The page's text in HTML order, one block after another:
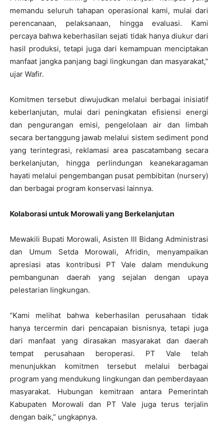
memandu seluruh tahapan operasional kami, mulai dari
perencanaan, pelaksanaan, hingga evaluasi. Kami
percaya bahwa keberhasilan sejati tidak hanya diukur dari
hasil produksi, tetapi juga dari kemampuan menciptakan
manfaat jangka panjang bagi lingkungan dan masyarakat,”
ujar Wafir.
Komitmen tersebut diwujudkan melalui berbagai inisiatif
keberlanjutan, mulai dari peningkatan efisiensi energi
dan pengurangan emisi, pengelolaan air dan limbah
secara bertanggung jawab melalui sistem sediment pond
yang terintegrasi, reklamasi area pascatambang secara
berkelanjutan, hingga perlindungan keanekaragaman
hayati melalui pengembangan pusat pembibitan (nursery)
dan berbagai program konservasi lainnya.
Kolaborasi untuk Morowali yang Berkelanjutan
Mewakili Bupati Morowali, Asisten III Bidang Administrasi
dan Umum Setda Morowali, Afridin, menyampaikan
apresiasi atas kontribusi PT Vale dalam mendukung
pembangunan daerah yang sejalan dengan upaya
pelestarian lingkungan.
“Kami melihat bahwa keberhasilan perusahaan tidak
hanya tercermin dari pencapaian bisnisnya, tetapi juga
dari manfaat yang dirasakan masyarakat dan daerah
tempat perusahaan beroperasi. PT Vale telah
menunjukkan komitmen tersebut melalui berbagai
program yang mendukung lingkungan dan pemberdayaan
masyarakat. Hubungan kemitraan antara Pemerintah
Kabupaten Morowali dan PT Vale juga terus terjalin
dengan baik,” ungkapnya.